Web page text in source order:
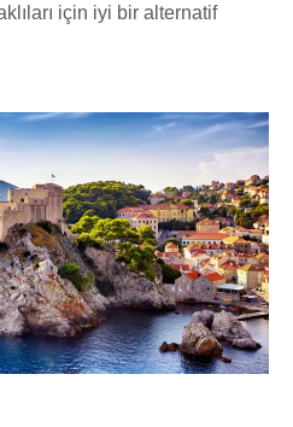
için iyi bir alternatif